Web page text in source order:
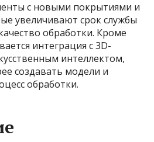
с новыми покрытиями и
увеличивают срок службы
обработки. Кроме
интеграция с 3D-
интеллектом,
создавать модели и
обработки.